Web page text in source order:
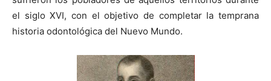
el siglo XVI, con el objetivo de completar la temprana
historia odontológica del Nuevo Mundo.